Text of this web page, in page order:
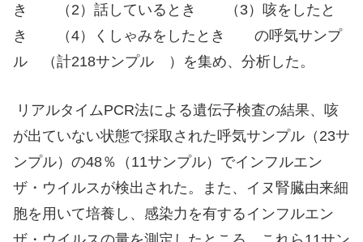
き （2）話しているとき （3）咳をしたと
き （4）くしゃみをしたとき の呼気サンプ
ル （計218サンプル ）を集め、分析した。
リアルタイムPCR法による遺伝子検査の結果、咳
が出ていない状態で採取された呼気サンプル（23サ
ンプル）の48％（11サンプル）でインフルエン
ザ・ウイルスが検出された。また、イヌ腎臓由来細
胞を用いて培養し、感染力を有するインフルエン